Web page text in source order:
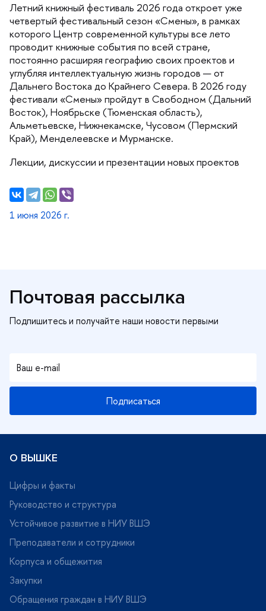
Летний книжный фестиваль 2026 года откроет уже
четвертый фестивальный сезон «Смены», в рамках
которого Центр современной культуры все лето
проводит книжные события по всей стране,
постоянно расширяя географию своих проектов и
углубляя интеллектуальную жизнь городов — от
Дальнего Востока до Крайнего Севера. В 2026 году
фестивали «Смены» пройдут в Свободном (Дальний
осток), Ноябрьске (Тюменская область),
Альметьевске, Нижнекамске, Чусовом (Пермский
Край), Менделеевске и Мурманске.
Лекции, дискуссии и презентации новых проекто
1 июня 2026 г.
Почтовая рассылка
Подписаться
О ВЫШКЕ
Цифры и факты
Руководство и структура
Устойчивое развитие в НИУ ВШЭ
Преподаватели и сотрудники
Корпуса и общежития
Закупки
Обращения граждан в НИУ ВШЭ